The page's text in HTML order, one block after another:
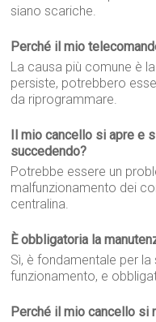
siano scariche.
Perché il mio
La causa più comune è
persiste, potrebbero
da riprogrammare.
Il mio cancello si apre e
succedendo?
Potrebbe essere un
malfunzionamento dei
centralina.
È obbligatoria la
Sì, è fondamentale per
funzionamento, e
Perché il mio cancello si